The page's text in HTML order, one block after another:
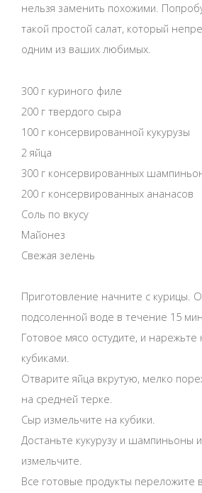
нельзя заменить похожими.
такой простой салат, который
одним из ваших любимых.
300 г куриного филе
200 г твердого сыра
100 г консервированной кукурузы
2 яйца
300 г консервированных
200 г консервированных ананасов
Соль по вкусу
Майонез
Свежая зелень
Приготовление начните с курицы.
подсоленной воде в течение 15
Готовое мясо остудите, и
кубиками.
Отварите яйца вкрутую, мелко
на средней терке.
Сыр измельчите на кубики.
Достаньте кукурузу и шампиньоны
измельчите.
Все готовые продукты переложите